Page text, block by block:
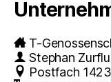
T-
Stephan
Postfach 1423